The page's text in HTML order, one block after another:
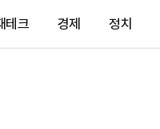
테크 경제 정치